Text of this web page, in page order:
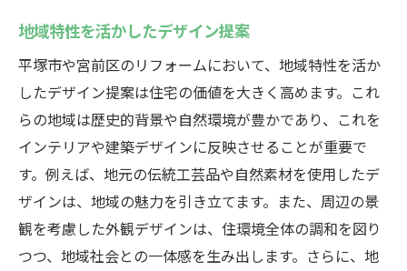
地域特性を活かしたデザイン提案
平塚市や宮前区のリフォームにおいて、地域特性を活か
したデザイン提案は住宅の価値を大きく高めます。これ
らの地域は歴史的背景や自然環境が豊かであり、これを
インテリアや建築デザインに反映させることが重要で
す。例えば、地元の伝統工芸品や自然素材を使用したデ
ザインは、地域の魅力を引き立てます。また、周辺の景
観を考慮した外観デザインは、住環境全体の調和を図り
つつ、地域社会との一体感を生み出します。さらに、地